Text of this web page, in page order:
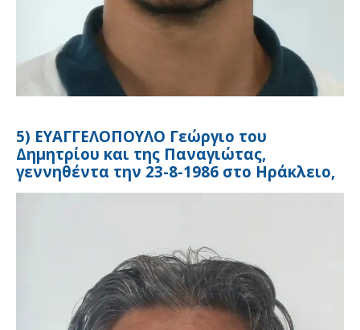
5) ΕΥΑΓΓΕΛΟΠΟΥΛΟ Γεώργιο του
Δημητρίου και της Παναγιώτας,
γεννηθέντα την 23-8-1986 στο Ηράκλειο,